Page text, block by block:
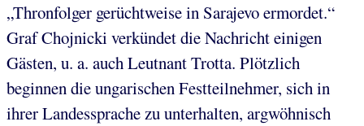
„Thronfolger gerüchtweise in Sarajevo ermordet.“
Graf Chojnicki verkündet die Nachricht einigen
Gästen, u. a. auch Leutnant Trotta. Plötzlich
beginnen die ungarischen Festteilnehmer, sich in
ihrer Landessprache zu unterhalten, argwöhnisch